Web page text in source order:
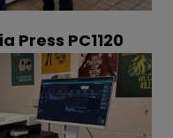
Press PC1120